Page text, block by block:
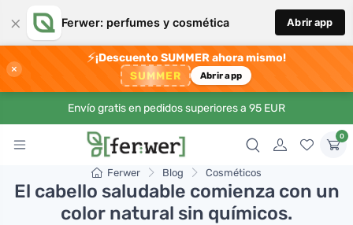
× Ferwer: perfumes y cosmética Abrir app
×
⚡¡Descuento SUMMER ahora mismo!
SUMMER Abrir app
Envío gratis en pedidos superiores a 95 EUR
0
Ferwer Blog Cosméticos
El cabello saludable comienza con un
color natural sin químicos.